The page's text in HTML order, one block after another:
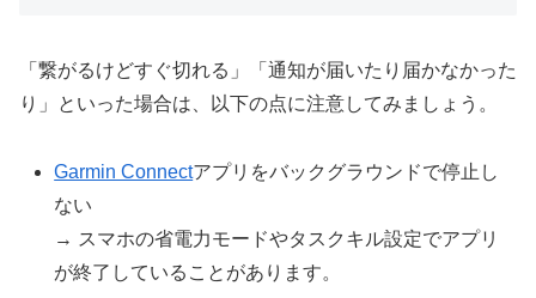
「繋がるけどすぐ切れる」「通知が届いたり届かなかった
り」といった場合は、以下の点に注意してみましょう。
Garmin Connectアプリをバックグラウンドで停止し
ない
→ スマホの省電力モードやタスクキル設定でアプリ
が終了していることがあります。